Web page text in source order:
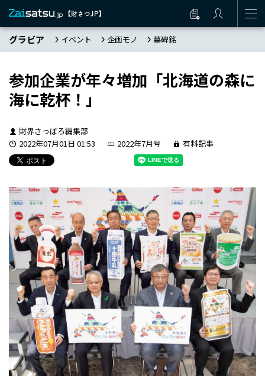
グラビア イベント 企画モノ 墓碑銘
参加企業が年々増加「北海道の森に
海に乾杯！」
財界さっぽろ編集部
2022年07月01日 01:53
2022年7月号 有料記事